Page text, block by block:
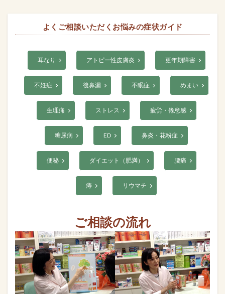
よくご相談いただくお悩みの症状ガイド
耳なり アトピー性皮膚炎 更年期障害
不妊症 後鼻漏 不眠症 めまい
生理痛 ストレス 疲労・倦怠感
糖尿病 ED 鼻炎・花粉症
便秘 ダイエット（肥満） 腰痛
痔 リウマチ
ご相談の流れ